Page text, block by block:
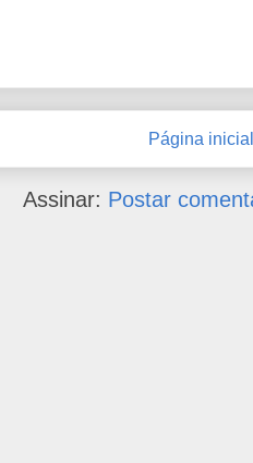
Página inicial
Assinar: Postar